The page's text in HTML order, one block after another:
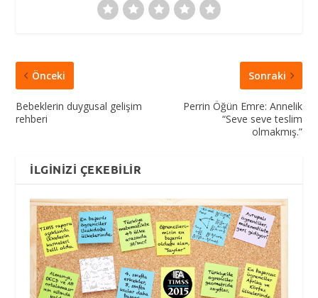
Önceki
Bebeklerin duygusal gelişim
rehberi
Sonraki
Perrin Öğün Emre: Annelik
“Seve seve teslim
olmakmış.”
İLGINIZI ÇEKEBILIR